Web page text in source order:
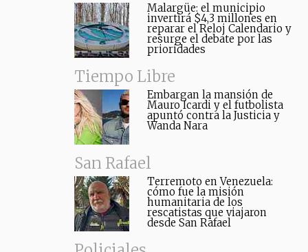
Malargüe: el municipio
invertirá $4,3 millones en
reparar el Reloj Calendario y
resurge el debate por las
prioridades
Tiempo Libre
Embargan la mansión de
Mauro Icardi y el futbolista
apuntó contra la Justicia y
Wanda Nara
San Rafael
Terremoto en Venezuela:
cómo fue la misión
humanitaria de los
rescatistas que viajaron
desde San Rafael